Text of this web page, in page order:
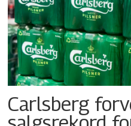
Carlsberg